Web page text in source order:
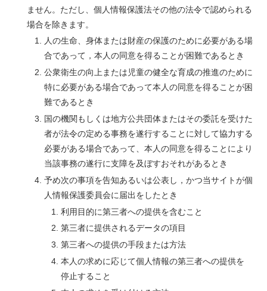
ません。ただし、個人情報保護法その他の法令で認められる
場合を除きます。
人の生命、身体または財産の保護のために必要がある場
合であって，本人の同意を得ることが困難であるとき
公衆衛生の向上または児童の健全な育成の推進のために
特に必要がある場合であって本人の同意を得ることが困
難であるとき
国の機関もしくは地方公共団体またはその委託を受けた
者が法令の定める事務を遂行することに対して協力する
必要がある場合であって、本人の同意を得ることにより
当該事務の遂行に支障を及ぼすおそれがあるとき
予め次の事項を告知あるいは公表し，かつ当サイトが個
人情報保護委員会に届出をしたとき
利用目的に第三者への提供を含むこと
第三者に提供されるデータの項目
第三者への提供の手段または方法
本人の求めに応じて個人情報の第三者への提供を
停止すること